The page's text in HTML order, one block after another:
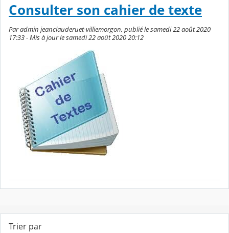
Consulter son cahier de texte
Par admin jeanclauderuet-villiemorgon, publié le samedi 22 août 2020
17:33 - Mis à jour le samedi 22 août 2020 20:12
Trier par